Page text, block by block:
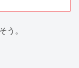
。